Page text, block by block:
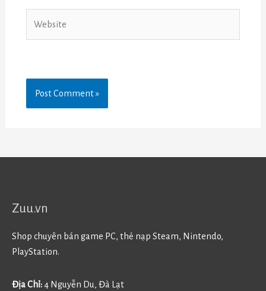
Zuu.vn
Shop chuyên bán game PC, thẻ nạp Steam, Nintendo,
PlayStation.
Địa Chỉ:4 Nguyễn Du, Đà Lạt